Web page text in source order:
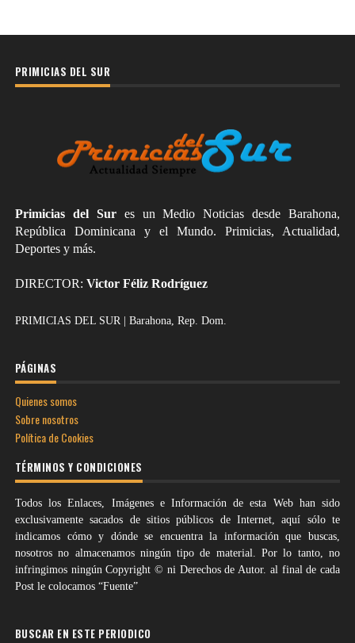
PRIMICIAS DEL SUR
Primicias del Sures un Medio Noticias desde Barahona,
República Dominicana y el Mundo. Primicias, Actualidad,
Deportes y más.
DIRECTOR: Victor Féliz Rodríguez
PRIMICIAS DEL SUR | Barahona, Rep. Dom.
PÁGINAS
Quienes somos
Sobre nosotros
Política de Cookies
TÉRMINOS Y CONDICIONES
Todos los Enlaces, Imágenes e Información de esta Web han sido
exclusivamente sacados de sitios públicos de Internet, aquí sólo te
indicamos cómo y dónde se encuentra la información que buscas,
nosotros no almacenamos ningún tipo de material. Por lo tanto, no
infringimos ningún Copyright © ni Derechos de Autor. al final de cada
Post le colocamos “Fuente”
BUSCAR EN ESTE PERIODICO